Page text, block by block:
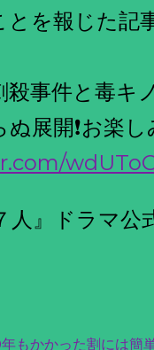
を報じた記
殺事件と毒キ
展開❗️お楽し
人』ドラマ公
年もかかった割には